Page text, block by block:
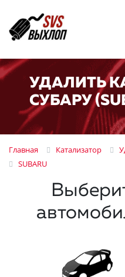
УДАЛИТЬ
СУБАРУ
Главная Катализатор
SUBARU